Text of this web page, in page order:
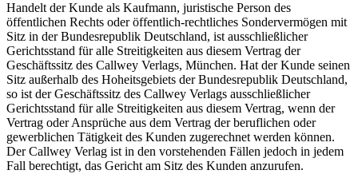
Handelt der Kunde als Kaufmann, juristische Person des
öffentlichen Rechts oder öffentlich-rechtliches Sondervermögen mit
Sitz in der Bundesrepublik Deutschland, ist ausschließlicher
Gerichtsstand für alle Streitigkeiten aus diesem Vertrag der
Geschäftssitz des Callwey Verlags, München. Hat der Kunde seinen
Sitz außerhalb des Hoheitsgebiets der Bundesrepublik Deutschland,
so ist der Geschäftssitz des Callwey Verlags ausschließlicher
Gerichtsstand für alle Streitigkeiten aus diesem Vertrag, wenn der
Vertrag oder Ansprüche aus dem Vertrag der beruflichen oder
gewerblichen Tätigkeit des Kunden zugerechnet werden können.
Der Callwey Verlag ist in den vorstehenden Fällen jedoch in jedem
Fall berechtigt, das Gericht am Sitz des Kunden anzurufen.